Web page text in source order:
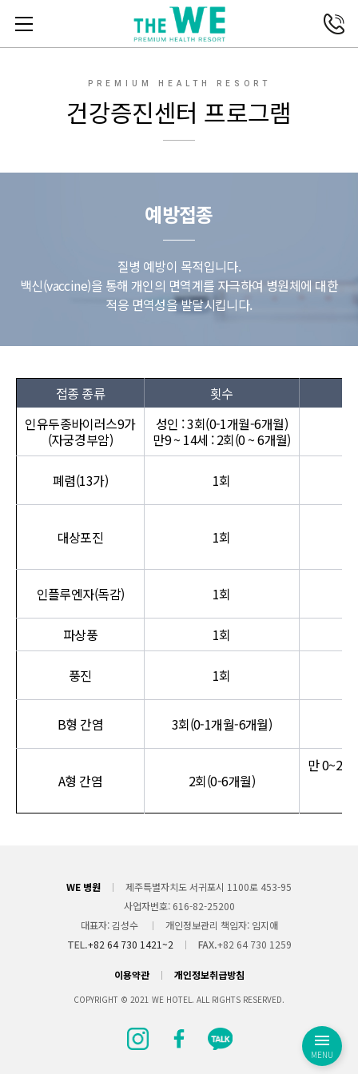
메뉴열기
PREMIUM HEALTH RESORT
건강증진센터 프로그램
예방접종
질병 예방이 목적입니다.
백신(vaccine)을 통해 개인의 면역계를 자극하여 병원체에 대한
적응 면역성을 발달시킵니다.
접종 종류
횟수
인유두종바이러스9가
(자궁경부암)
성인 : 3회(0-1개월-6개월)
만9 ~ 14세 : 2회(0 ~ 6개월)
폐렴(13가) 1회
대상포진 1회
인플루엔자(독감) 1회
파상풍 1회
풍진 1회
B형 간염 3회(0-1개월-6개월)
A형 간염 2회(0-6개월)
만 0~20
WE 병원
제주특별자치도 서귀포시 1100로 453-95
사업자번호 616-82-25200
대표자 김성수 개인정보관리 책임자 임지애
TEL.+82 64 730 1421~2 FAX.+82 64 730 1259
이용약관 개인정보취급방침
COPYRIGHT © 2021 WE HOTEL. ALL RIGHTS RESERVED.
MENU